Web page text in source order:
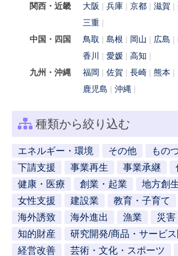
関西・近畿
大阪 兵庫 京都 滋賀
三重
中国・四国
鳥取 島根 岡山 広島
香川
愛媛
高知
九州・沖縄
福岡 佐賀 長崎 熊本
鹿児島
沖縄
種類から絞り込む
エネルギー・環境 その他
もの
下請支援
事業再生 事業承継
健康・医療
創業・起業 地方創
女性支援
建設業 教育・子育て
海外誘致
海外進出 漁業 災害
知的財産
研究開発/商品・サービ
経営改善
芸術・文化・スポーツ